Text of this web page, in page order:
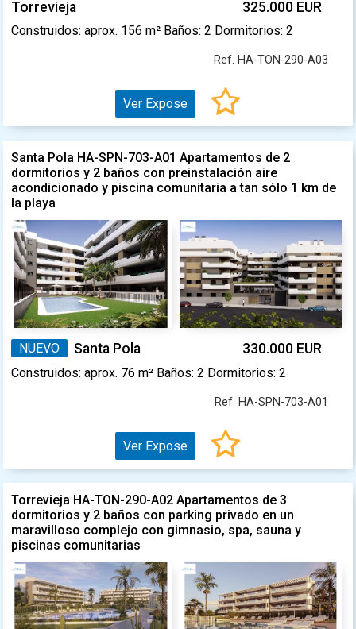
Torrevieja 325.000 EUR
Construidos: aprox. 156 m² Baños: 2 Dormitorios: 2
Ref. HA-TON-290-A03
Ver Expose
Santa Pola HA-SPN-703-A01 Apartamentos de 2
dormitorios y 2 baños con preinstalación aire
acondicionado y piscina comunitaria a tan sólo 1 km de
la playa
NUEVO Santa Pola 330.000 EUR
Construidos: aprox. 76 m² Baños: 2 Dormitorios: 2
Ref. HA-SPN-703-A01
Ver Expose
Torrevieja HA-TON-290-A02 Apartamentos de 3
dormitorios y 2 baños con parking privado en un
maravilloso complejo con gimnasio, spa, sauna y
piscinas comunitarias